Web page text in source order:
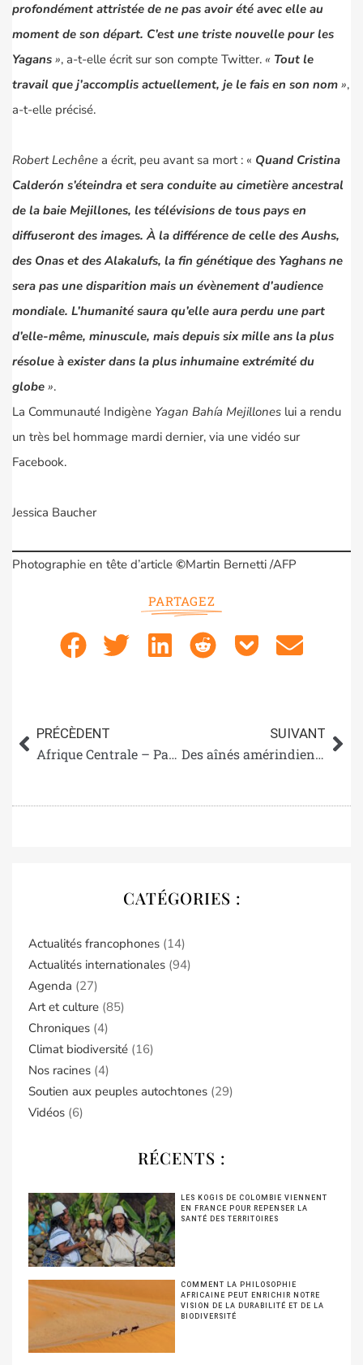
profondément attristée de ne pas avoir été avec elle au
moment de son départ. C’est une triste nouvelle pour les
Yagans », a-t-elle écrit sur son compte Twitter. « Tout le
travail que j’accomplis actuellement, je le fais en son nom »,
a-t-elle précisé.
Robert Lechêne a écrit, peu avant sa mort : « Quand Cristina
Calderón s’éteindra et sera conduite au cimetière ancestral
de la baie Mejillones, les télévisions de tous pays en
diffuseront des images. À la différence de celle des Aushs,
des Onas et des Alakalufs, la fin génétique des Yaghans ne
sera pas une disparition mais un évènement d’audience
mondiale. L’humanité saura qu’elle aura perdu une part
d’elle-même, minuscule, mais depuis six mille ans la plus
résolue à exister dans la plus inhumaine extrémité du
globe ».
La Communauté Indigène Yagan Bahía Mejillones lui a rendu
un très bel hommage mardi dernier, via une vidéo sur
Facebook.
Jessica Baucher
Photographie en tête d’article ©Martin Bernetti /AFP
PARTAGEZ
PRÉCÈDENT
Afrique Centrale – Paroles autochtones
SUIVANT
Des aînés amérindiens s’adressent au Pape
CATÉGORIES :
Actualités francophones (14)
Actualités internationales (94)
Agenda (27)
Art et culture (85)
Chroniques (4)
Climat biodiversité (16)
Nos racines (4)
Soutien aux peuples autochtones (29)
Vidéos (6)
RÉCENTS :
LES KOGIS DE COLOMBIE VIENNENT
EN FRANCE POUR REPENSER LA
SANTÉ DES TERRITOIRES
COMMENT LA PHILOSOPHIE
AFRICAINE PEUT ENRICHIR NOTRE
VISION DE LA DURABILITÉ ET DE LA
BIODIVERSITÉ